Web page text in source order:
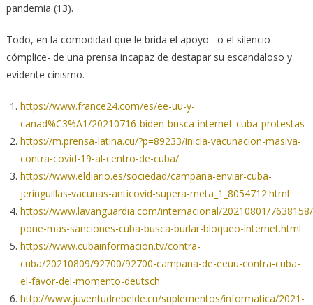
pandemia (13).
Todo, en la comodidad que le brida el apoyo –o el silencio
cómplice- de una prensa incapaz de destapar su escandaloso y
evidente cinismo.
https://www.france24.com/es/ee-uu-y-
canad%C3%A1/20210716-biden-busca-internet-cuba-protestas
https://m.prensa-latina.cu/?p=89233/inicia-vacunacion-masiva-
contra-covid-19-al-centro-de-cuba/
https://www.eldiario.es/sociedad/campana-enviar-cuba-
jeringuillas-vacunas-anticovid-supera-meta_1_8054712.html
https://www.lavanguardia.com/internacional/20210801/
pone-mas-sanciones-cuba-busca-burlar-bloqueo-internet.html
https://www.cubainformacion.tv/contra-
cuba/20210809/92700/92700-campana-de-eeuu-contra-cuba-
el-favor-del-momento-deutsch
http://www.juventudrebelde.cu/suplementos/informatica/2021-